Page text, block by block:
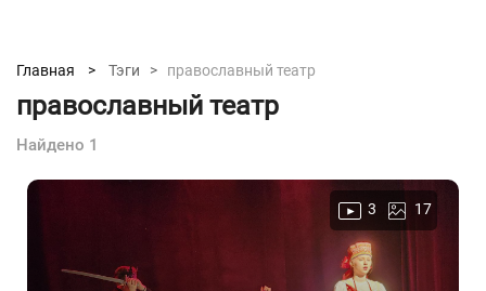
Главная > Тэги > православный театр
православный театр
Найдено 1
3 17